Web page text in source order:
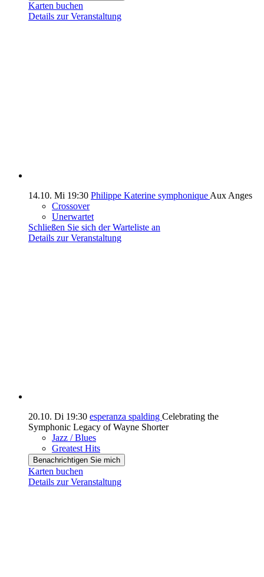
Karten buchen
Details zur Veranstaltung
14.10. Mi 19:30 Philippe Katerine symphonique Aux Anges
Crossover
Unerwartet
Schließen Sie sich der Warteliste an
Details zur Veranstaltung
20.10. Di 19:30 esperanza spalding Celebrating the
Symphonic Legacy of Wayne Shorter
Jazz / Blues
Greatest Hits
Benachrichtigen Sie mich
Karten buchen
Details zur Veranstaltung